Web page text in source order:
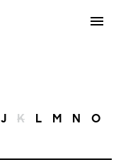
J K L M N O